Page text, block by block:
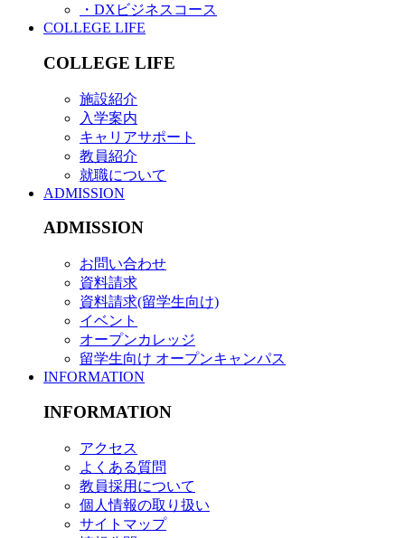
・DXビジネスコース
COLLEGE LIFE
COLLEGE LIFE
施設紹介
入学案内
キャリアサポート
教員紹介
就職について
ADMISSION
ADMISSION
お問い合わせ
資料請求
資料請求(留学生向け)
イベント
オープンカレッジ
留学生向け オープンキャンパス
INFORMATION
INFORMATION
アクセス
よくある質問
教員採用について
個人情報の取り扱い
サイトマップ